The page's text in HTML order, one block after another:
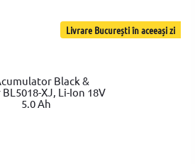
Livrare București în aceeași zi